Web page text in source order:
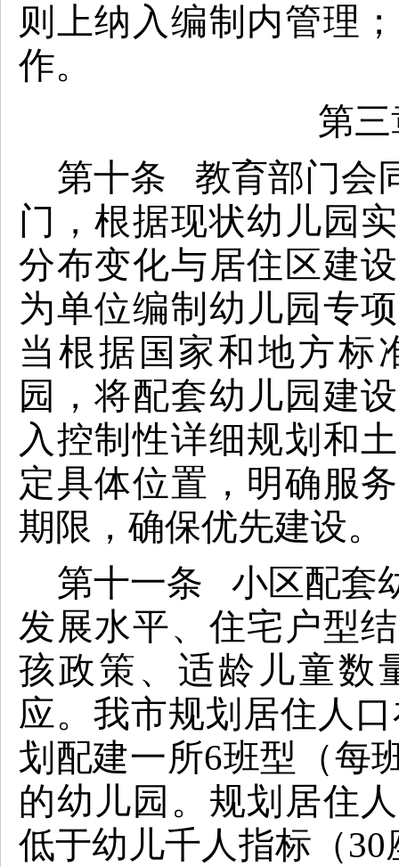
则上纳入编制内管理
作。
第
第十条 教育部门会
门，根据现状幼儿园
分布变化与居住区建
为单位编制 幼儿园专
当根据国家和地方标
园，将配套幼儿园建
入控制性详细规划和
定具体位置，明确服
期限，确保优先建设。
第十一条 小区配套
发展水平、住宅户型
孩政策、适龄儿童数
应。我市规划居住人
划配建一所6班型（每
的幼儿园。规划居住
低于幼儿千人指标（